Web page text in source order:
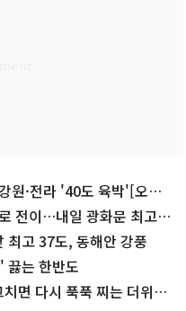
원·전라 '40도 육박'[오늘
전이…내일 광화문 최고
고 37도, 동해안 강풍
는 한반도
면 다시 푹푹 찌는 더위